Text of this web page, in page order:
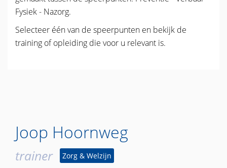
Fysiek - Nazorg.
Selecteer één van de speerpunten en bekijk de
training of opleiding die voor u relevant is.
Joop Hoornweg
trainer Zorg & Welzijn